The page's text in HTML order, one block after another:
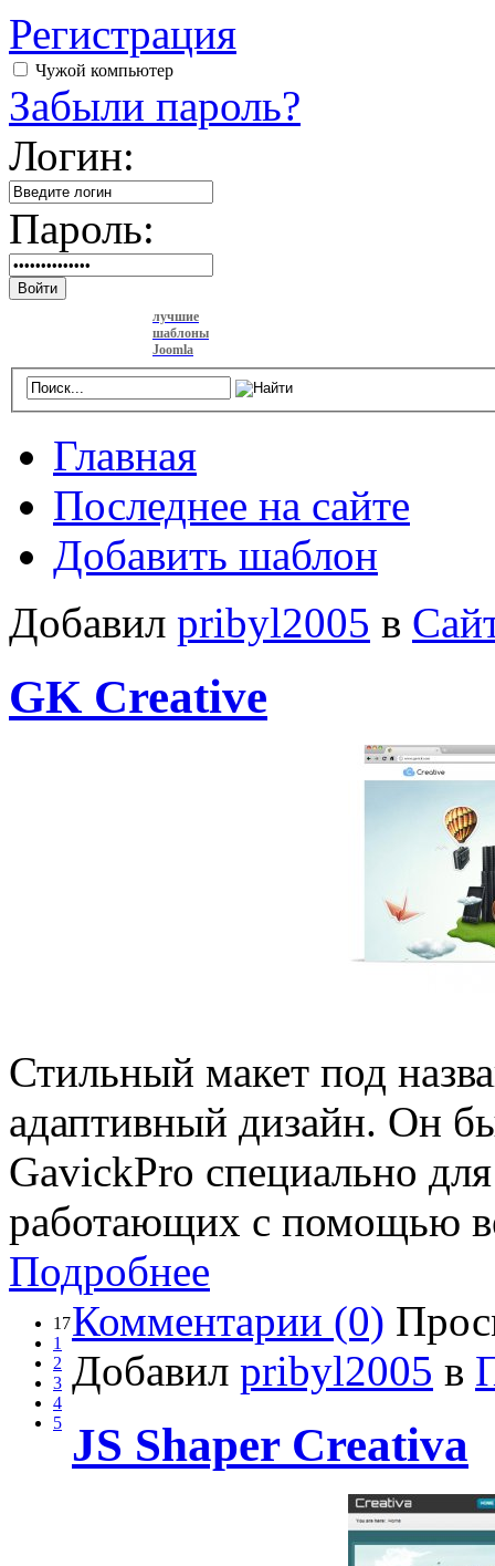
Регистрация
Чужой компьютер
Забыли пароль?
Логин:
Пароль:
Войти
лучшие
шаблоны
Joomla
Главная
Последнее на сайте
Добавить шаблон
Добавил pribyl2005 в
GK Creative
Стильный макет под
адаптивный дизайн. Он
GavickPro специально
работающих с помощью
Подробнее
17
1
2
3
4
5
Комментарии (0)
Добавил pribyl2005 в
JS Shaper Creativa